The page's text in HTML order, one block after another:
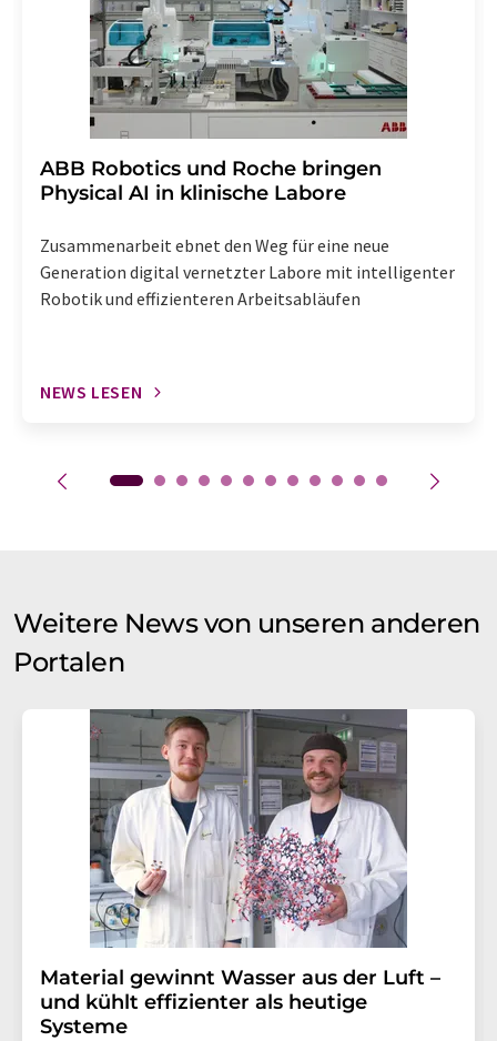
enthalten.
​​​​​​​ABB Robotics und Roche bringen
Physical AI in klinische Labore
Zusammenarbeit ebnet den Weg für eine neue
Generation digital vernetzter Labore mit intelligenter
Robotik und effizienteren Arbeitsabläufen
NEWS LESEN
Weitere News von unseren anderen
Portalen
Material gewinnt Wasser aus der Luft –
und kühlt effizienter als heutige
Systeme